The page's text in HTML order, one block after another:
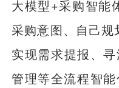
大模型+采购智能
采购意图、自己规
实现需求提报、
管理等全流程智